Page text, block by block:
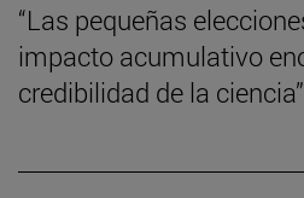
“Las pequeñas
impacto acumulativo
credibilidad de la ciencia”